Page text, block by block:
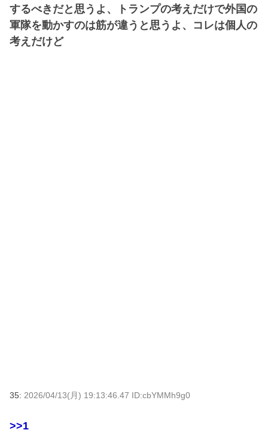
するべきだと思うよ、トランプの考えだけで外国の
軍隊を動かすのは筋が違うと思うよ、コレは個人の
考えだけど
35: 2026/04/13(月) 19:13:46.47 ID:cbYMMh9g0
>>1